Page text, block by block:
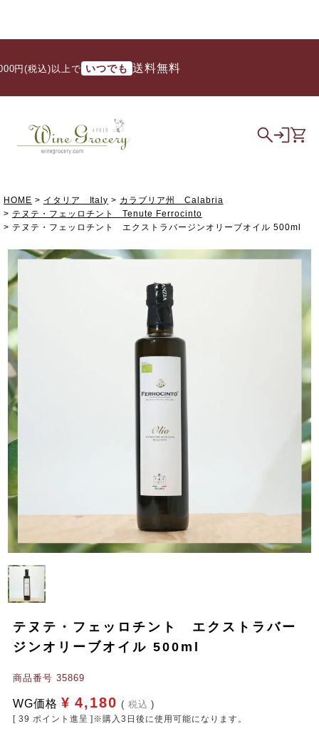
税込)以上で いつでも 送料無料
HOME イタリア Italy
カラブリア州 Calabria
テヌテ・フェッロチント Tenute Ferrocinto
テヌテ・フェッロチント エクストラバージンオリーブオイル 500ml
テヌテ・フェッロチント エクストラバー
ジンオリーブオイル 500ml
商品番号 35869
WG価格 ¥ 4,180 税込
[ 39 ポイント進呈 ]※購入3日後に使用可能になります。